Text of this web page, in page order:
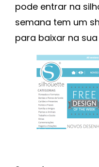
pode entrar na
semana tem um
para baixar na